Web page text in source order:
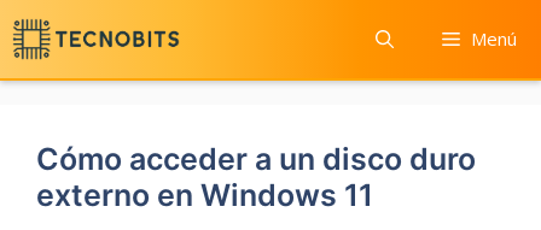
Saltar
al
contenido
Menú
Cómo acceder a un disco duro
externo en Windows 11